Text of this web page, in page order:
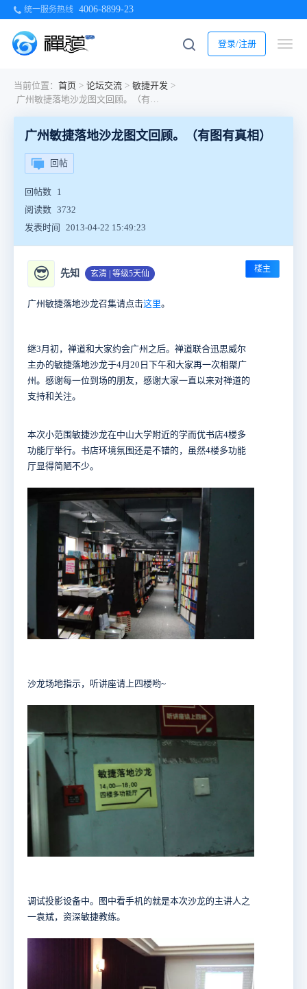
统一服务热线 4006-8899-23
登录/注册
当前位置： 首页 > 论坛交流 > 敏捷开发 >
广州敏捷落地沙龙图文回顾。（有图有真相）
广州敏捷落地沙龙图文回顾。（有图有真相）
回帖
回帖数 1
阅读数 3732
发表时间
2013-04-22 15:49:23
😎 先知 玄清 | 等级5天仙 楼主
广州敏捷落地沙龙召集请点击这里。
继3月初，禅道和大家约会广州之后。禅道联合迅思威尔
主办的敏捷落地沙龙于4月20日下午和大家再一次相聚广
州。感谢每一位到场的朋友，感谢大家一直以来对禅道的
支持和关注。
本次小范围敏捷沙龙在中山大学附近的学而优书店4楼多
功能厅举行。书店环境氛围还是不错的，虽然4楼多功能
厅显得简陋不少。
沙龙场地指示，听讲座请上四楼哟~
调试投影设备中。图中看手机的就是本次沙龙的主讲人之
一袁斌，资深敏捷教练。